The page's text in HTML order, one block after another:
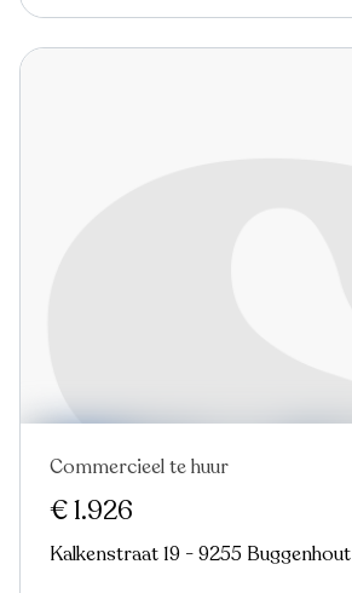
Commercieel te huur
€ 1.926
Kalkenstraat 19 - 9255 Buggenhout